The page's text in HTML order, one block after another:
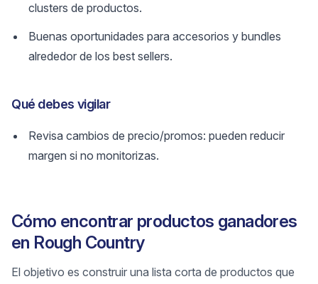
clusters de productos.
Buenas oportunidades para accesorios y bundles
alrededor de los best sellers.
Qué debes vigilar
Revisa cambios de precio/promos: pueden reducir
margen si no monitorizas.
Cómo encontrar productos ganadores
en Rough Country
El objetivo es construir una lista corta de productos que